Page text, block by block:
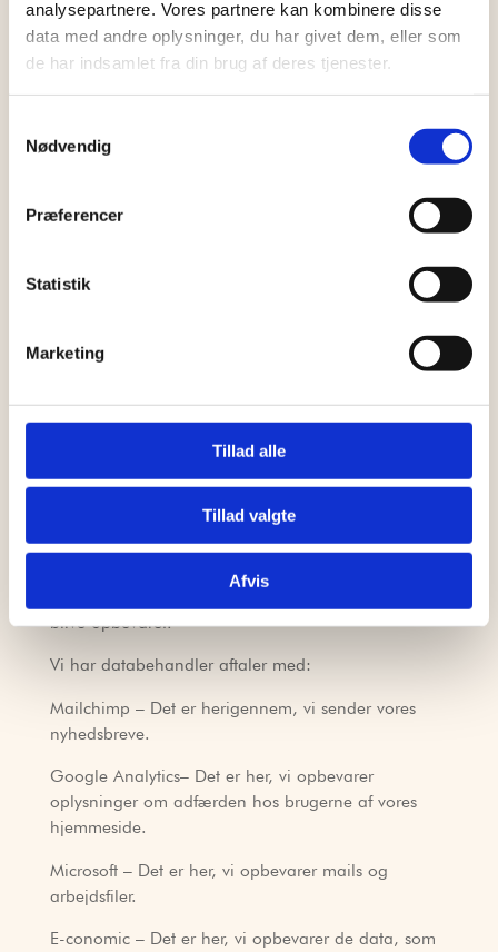
analysepartnere. Vores partnere kan kombinere disse
data med andre oplysninger, du har givet dem, eller som
de har indsamlet fra din brug af deres tjenester.
Nødvendig
Præferencer
Statistik
Marketing
Tillad alle
Tillad valgte
Afvis
De data, vi indsamler om dig, når du beder om en
af vores e-bøger, bliver kun brugt til at sende dig e-
De data, vi indsamler om dig, når du er kunde hos
os, bruger vi i vores kommunikation og
købt af os, og til at sende dig fakturaer.
et tilbud, bliver brugt til at sende dig det
De data, vi indsamler på vores website, bruger vi til
statistik over kundetyper og til at se, hvor vores
De data, som vi indsamler om dig, bliver
videregivet til tredjeparter.
Vi har databehandleraftaler med eksterne
blive opbevaret.
Vi har databehandler aftaler med:
Mailchimp – Det er herigennem, vi sender vores
nyhedsbreve.
Google Analytics– Det er her, vi opbevarer
oplysninger om adfærden hos brugerne af vores
hjemmeside.
Microsoft – Det er her, vi opbevarer mails og
arbejdsfiler.
E-conomic – Det er her, vi opbevarer de data, som